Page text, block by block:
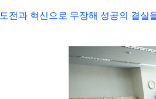
도전과 혁신으로 무장해 성공의 결실